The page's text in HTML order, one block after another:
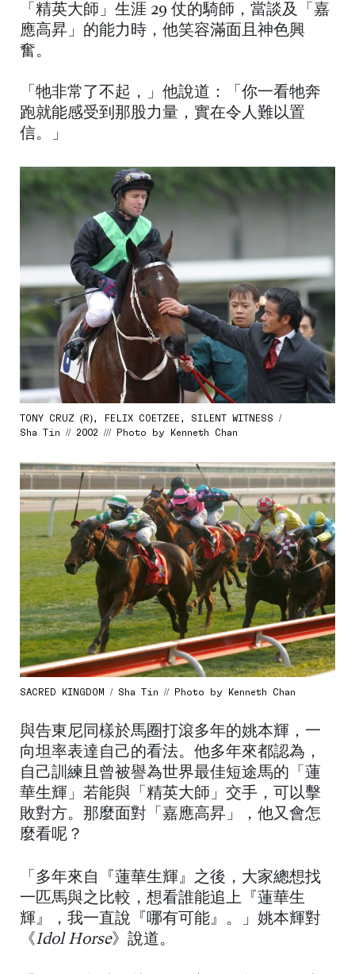
「精英大師」生涯 29 仗的騎師，當談及「嘉
應高昇」的能力時，他笑容滿面且神色興
奮。
「牠非常了不起，」他說道：「你一看牠奔
跑就能感受到那股力量，實在令人難以置
信。」
TONY CRUZ (R), FELIX COETZEE, SILENT WITNESS /
Sha Tin // 2002 /// Photo by Kenneth Chan
SACRED KINGDOM / Sha Tin // Photo by Kenneth Chan
與告東尼同樣於馬圈打滾多年的姚本輝，一
向坦率表達自己的看法。他多年來都認為，
自己訓練且曾被譽為世界最佳短途馬的「蓮
華生輝」若能與「精英大師」交手，可以擊
敗對方。那麼面對「嘉應高昇」，他又會怎
麼看呢？
「多年來自『蓮華生輝』之後，大家總想找
一匹馬與之比較，想看誰能追上『蓮華生
輝』，我一直說『哪有可能』。」姚本輝對
《Idol Horse》說道。